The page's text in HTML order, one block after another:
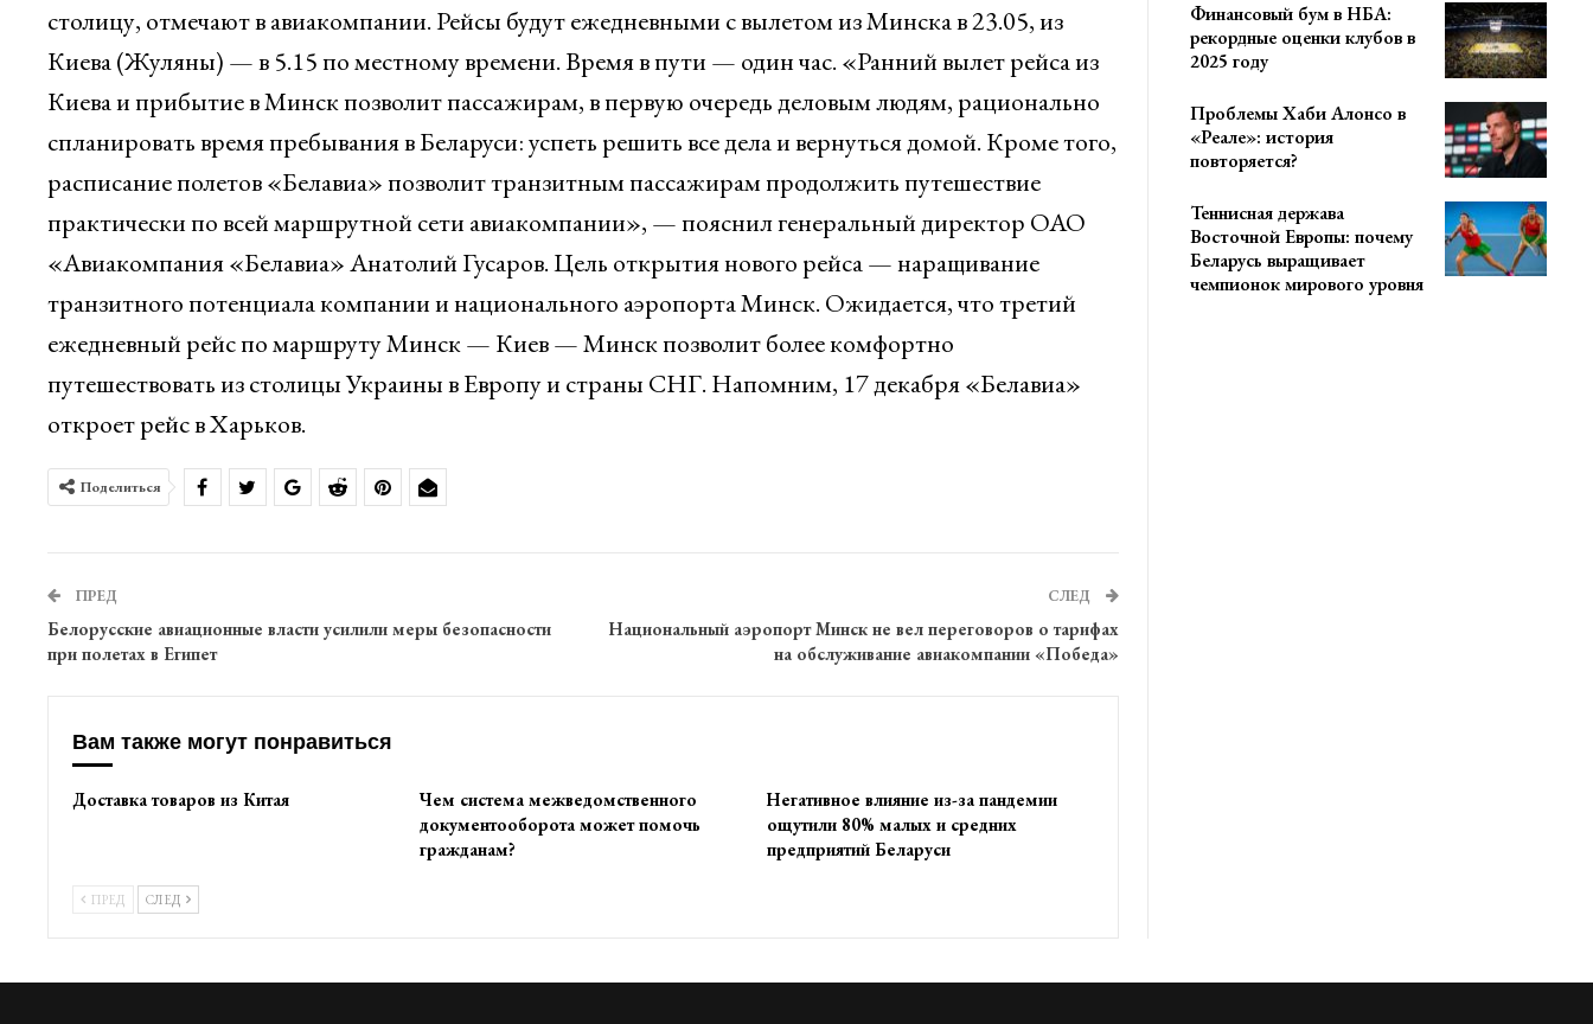
столицу, отмечают в авиакомпании. Рейсы будут ежедневными с вылетом из Минска в 23.05, из
Киева (Жуляны) — в 5.15 по местному времени. Время в пути — один час. «Ранний вылет рейса из
Киева и прибытие в Минск позволит пассажирам, в первую очередь деловым людям, рационально
спланировать время пребывания в Беларуси: успеть решить все дела и вернуться домой. Кроме того,
расписание полетов «Белавиа» позволит транзитным пассажирам продолжить путешествие
практически по всей маршрутной сети авиакомпании», — пояснил генеральный директор ОАО
«Авиакомпания «Белавиа» Анатолий Гусаров. Цель открытия нового рейса — наращивание
транзитного потенциала компании и национального аэропорта Минск. Ожидается, что третий
ежедневный рейс по маршруту Минск — Киев — Минск позволит более комфортно
путешествовать из столицы Украины в Европу и страны СНГ. Напомним, 17 декабря «Белавиа»
откроет рейс в Харьков.
Поделиться
ПРЕД
Белорусские авиационные власти усилили меры безопасности
при полетах в Египет
СЛЕД
Национальный аэропорт Минск не вел переговоров о тарифах
на обслуживание авиакомпании «Победа»
Вам также могут понравиться
Доставка товаров из Китая
Чем система межведомственного
документооборота может помочь
гражданам?
Негативное влияние из-за пандемии
ощутили 80% малых и средних
предприятий Беларуси
ПРЕД СЛЕД
Финансовый бум в НБА:
рекордные оценки клубов в
2025 году
Проблемы Хаби Алонсо в
«Реале»: история
повторяется?
Теннисная держава
Восточной Европы: почему
Беларусь выращивает
чемпионок мирового уровня